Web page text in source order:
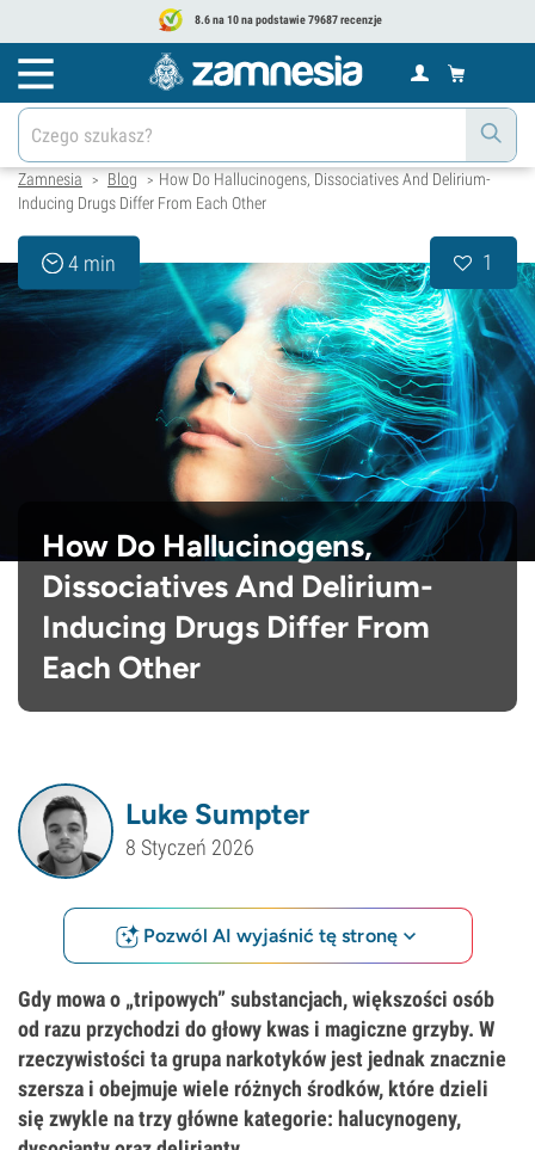
8.6 na 10 na podstawie 79687 recenzje
Zamnesia > Blog > How Do Hallucinogens, Dissociatives And Delirium-
Inducing Drugs Differ From Each Other
4 min 1
How Do Hallucinogens,
Dissociatives And Delirium-
Inducing Drugs Differ From
Each Other
Luke Sumpter
8 Styczeń 2026
Pozwól AI wyjaśnić tę stronę
Gdy mowa o „tripowych” substancjach, większości osób
od razu przychodzi do głowy kwas i magiczne grzyby. W
rzeczywistości ta grupa narkotyków jest jednak znacznie
szersza i obejmuje wiele różnych środków, które dzieli
się zwykle na trzy główne kategorie: halucynogeny,